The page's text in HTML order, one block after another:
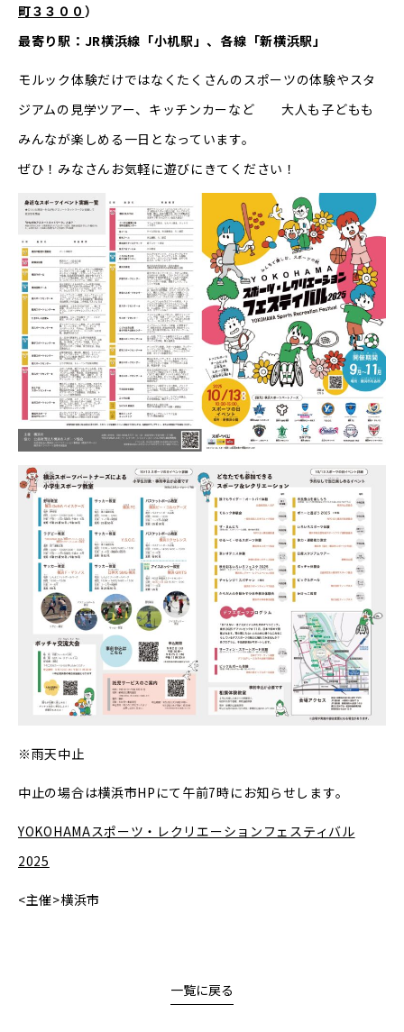
町３３００ ）
最寄り駅：JR横浜線「小机駅」、各線「新横浜駅」
モルック体験だけではなくたくさんのスポーツの体験やスタ
ジアムの見学ツアー、キッチンカーなど 大人も子どもも
みんなが楽しめる一日となっています。
ぜひ！みなさんお気軽に遊びにきてください！
※雨天中止
中止の場合は横浜市HPにて午前7時にお知らせします。
YOKOHAMAスポーツ・レクリエーションフェスティバル
2025
<主催>横浜市
一覧に戻る